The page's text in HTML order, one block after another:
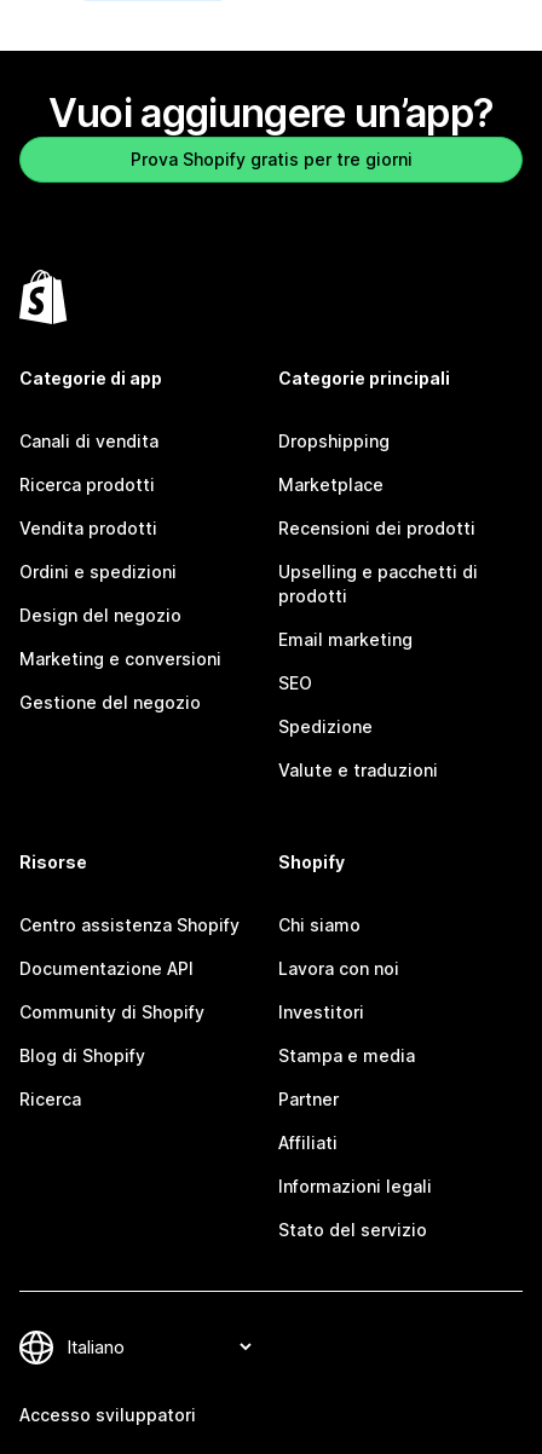
Vuoi aggiungere un’app?
Prova Shopify gratis per tre giorni
Categorie di app
Canali di vendita
Ricerca prodotti
Vendita prodotti
Ordini e spedizioni
Design del negozio
Marketing e conversioni
Gestione del negozio
Categorie principali
Dropshipping
Marketplace
Recensioni dei prodotti
Upselling e pacchetti di
prodotti
Email marketing
SEO
Spedizione
Valute e traduzioni
Risorse
Centro assistenza Shopify
Documentazione API
Community di Shopify
Blog di Shopify
Ricerca
Shopify
Chi siamo
Lavora con noi
Investitori
Stampa e media
Partner
Affiliati
Informazioni legali
Stato del servizio
Accesso sviluppatori